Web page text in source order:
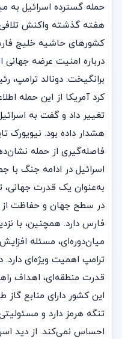
حمله گسترده اسرائیل به
هفته گذشته واکنش
کشورهای حاشیه خلیج
درباره امنیت عرضه
برانگیخت. دونالد ترامپ،
کرد آمریکا از این حمله
تغییر داد و گفت به
هشدار داده بود. نیویورک
فاصله‌گیری از حمله
اسرائیل در ادامه جنگ با
به‌عنوان یک قدرت جهانی،
در سطح جهان و حفاظت
فارس دارد. همچنین، با
میان‌دوره‌ای، مسئله
ترامپ اهمیت ویژه‌ای دارد.
قدرت منطقه‌ای، اهداف
این کشور دارای منابع
تنگه هرمز دارد و
احساس نمی‌کند. از دید